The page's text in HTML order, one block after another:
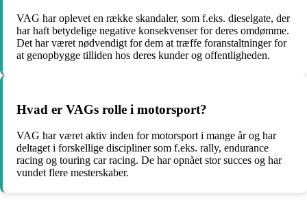
VAG har oplevet en række skandaler, som f.eks. dieselgate, der
har haft betydelige negative konsekvenser for deres omdømme.
Det har været nødvendigt for dem at træffe foranstaltninger for
at genopbygge tilliden hos deres kunder og offentligheden.
Hvad er VAGs rolle i motorsport?
VAG har været aktiv inden for motorsport i mange år og har
deltaget i forskellige discipliner som f.eks. rally, endurance
racing og touring car racing. De har opnået stor succes og har
vundet flere mesterskaber.